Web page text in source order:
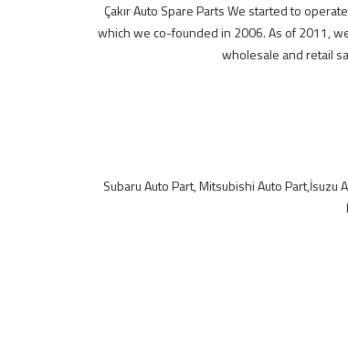
suzuki
Suzie Parts
Çakır Auto Spare Parts We started to
which we co-founded in 2006. As of 2011,
wholesale and retail
Subaru Auto Part, Mitsubishi Auto Part,İsuzu